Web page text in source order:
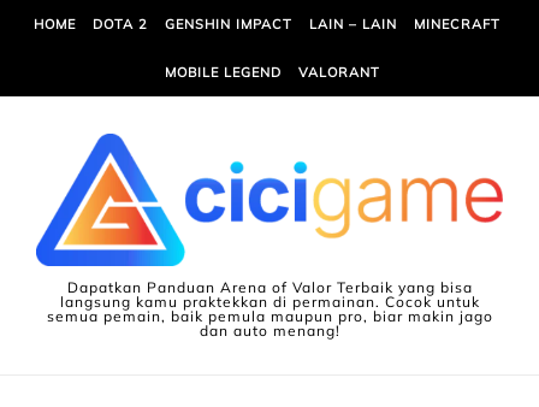
Skip to content
HOME DOTA 2 GENSHIN IMPACT LAIN – LAIN MINECRAFT
MOBILE LEGEND VALORANT
Dapatkan Panduan Arena of Valor Terbaik yang bisa
langsung kamu praktekkan di permainan. Cocok untuk
semua pemain, baik pemula maupun pro, biar makin jago
dan auto menang!